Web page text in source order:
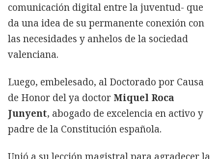
comunicación digital entre la juventud- que
da una idea de su permanente conexión con
las necesidades y anhelos de la sociedad
valenciana.
Luego, embelesado, al Doctorado por Causa
de Honor del ya doctor Miquel Roca
Junyent, abogado de excelencia en activo y
padre de la Constitución española.
Unió a su lección magistral para agradecer la